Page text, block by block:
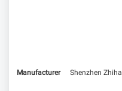
Manufacturer
Shenzhen